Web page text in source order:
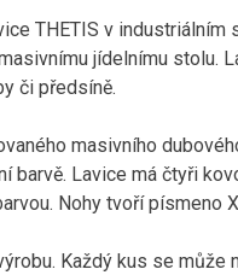
THETIS v industriálním
jídelnímu stolu.
či předsíně.
masivního
barvě. Lavice má čtyři
Nohy tvoří písmeno
Každý kus se může